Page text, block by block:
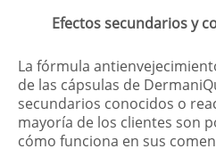
Efectos secundarios y
La fórmula
de las cápsulas de
secundarios conocidos o
mayoría de los clientes son
cómo funciona en sus